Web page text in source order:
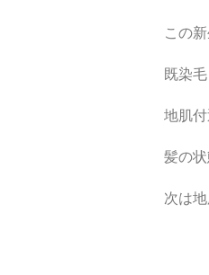
この
既染
地肌
髪の
次は